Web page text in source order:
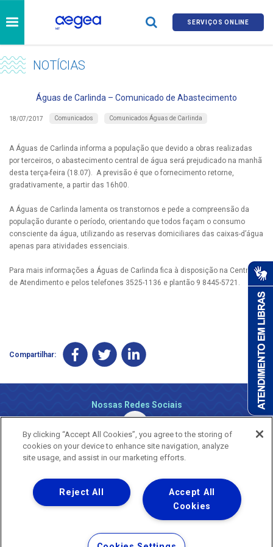
SERVIÇOS ONLINE
NOTÍCIAS
Águas de Carlinda – Comunicado de Abastecimento
18/07/2017 Comunicados Comunicados Águas de Carlinda
A Águas de Carlinda informa a população que devido a obras realizadas
por terceiros, o abastecimento central de água será prejudicado na manhã
desta terça-feira (18.07). A previsão é que o fornecimento retorne,
gradativamente, a partir das 16h00.
A Águas de Carlinda lamenta os transtornos e pede a compreensão da
população durante o período, orientando que todos façam o consumo
consciente da água, utilizando as reservas domiciliares das caixas-d’água
apenas para atividades essenciais.
Para mais informações a Águas de Carlinda fica à disposição na Central
de Atendimento e pelos telefones 3525-1136 e plantão 9 8445-5721.
Compartilhar:
Nossas Redes Sociais
Uma empresa
Copyright ® 2026 - Todos os Direitos Reservados.
Nossa natureza movimenta a vida
Termos Gerais de Uso de Sites e Aplicativos
By clicking “Accept All Cookies”, you agree to the storing of
cookies on your device to enhance site navigation, analyze
site usage, and assist in our marketing efforts.
Accept All
Cookies
Reject All